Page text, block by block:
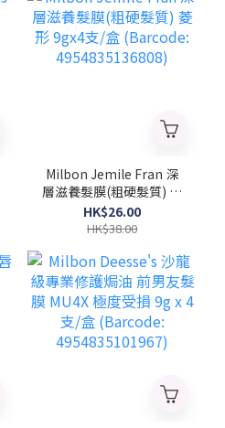
Milbon Jemile Fran 深
層滋養髮膜(粗硬髮質) 菱
形 9gx4支/盒 (Barcode:
4954835136808)
HK$26.00
HK$38.00